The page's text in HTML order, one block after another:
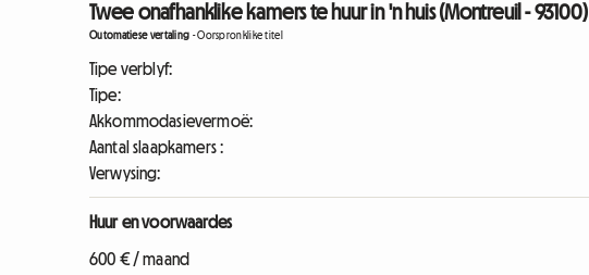
Twee onafhanklike kamers te huur in 'n huis (Montreuil - 93100)
Outomatiese vertaling -Oorspronklike titel
Tipe verblyf:
Tipe:
Akkommodasievermoë:
Aantal slaapkamers :
Verwysing:
Huur en voorwaardes
600 € / maand